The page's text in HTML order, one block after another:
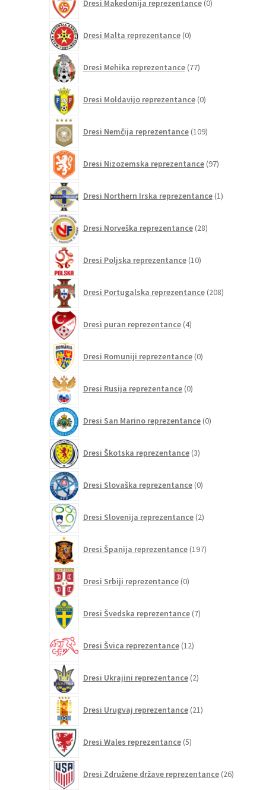
Dresi Makedonija reprezentance 0izdelkov
Dresi Malta reprezentance 0izdelkov
Dresi Mehika reprezentance 77izdelkov
Dresi Moldavijo reprezentance 0izdelkov
Dresi Nemčija reprezentance 109izdelkov
Dresi Nizozemska reprezentance 97izdelkov
Dresi Northern Irska reprezentance 1izdelek
Dresi Norveška reprezentance 28izdelkov
Dresi Poljska reprezentance 10izdelkov
Dresi Portugalska reprezentance 208izdelkov
Dresi puran reprezentance 4izdelki
Dresi Romuniji reprezentance 0izdelkov
Dresi Rusija reprezentance 0izdelkov
Dresi San Marino reprezentance 0izdelkov
Dresi Škotska reprezentance 3izdelki
Dresi Slovaška reprezentance 0izdelkov
Dresi Slovenija reprezentance 2izdelka
Dresi Španija reprezentance 197izdelkov
Dresi Srbiji reprezentance 0izdelkov
Dresi Švedska reprezentance 7izdelkov
Dresi Švica reprezentance 12izdelkov
Dresi Ukrajini reprezentance 2izdelka
Dresi Urugvaj reprezentance 21izdelkov
Dresi Wales reprezentance 5izdelkov
Dresi Združene države reprezentance 26izdelkov